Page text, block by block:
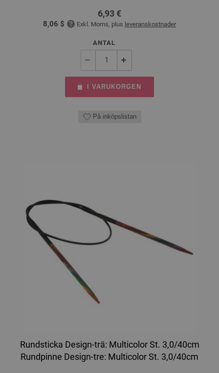
6,93 €
8,06 $ Exkl. Moms, plus leveranskostnader
ANTAL
I VARUKORGEN
På inköpslistan
Rundsticka Design-trä: Multicolor St. 3,0/40cm
Rundpinne Design-tre: Multicolor St. 3,0/40cm